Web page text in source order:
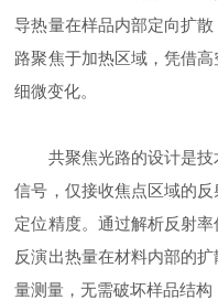
导热量在样品内部定向扩
路聚焦于加热区域，凭借
细微变化。
共聚焦光路的设计是技
信号，仅接收焦点区域的
定位精度。通过解析反射
反演出热量在材料内部的
量测量，无需破坏样品结构